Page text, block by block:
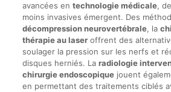
avancées en technologie médicale,
moins invasives émergent. Des
décompression neurovertébrale, la
thérapie au laseroffrent des
soulager la pression sur les nerfs et
disques herniés. La radiologie
chirurgie endoscopiquejouent
en permettant des traitements ciblés